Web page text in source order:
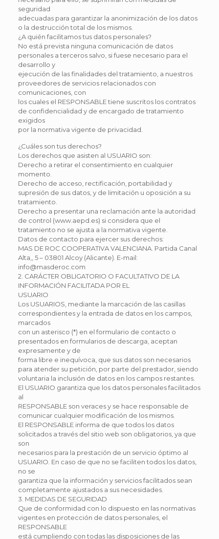
seguridad
adecuadas para garantizar la anonimización de los datos
o la destrucción total de los mismos.
¿A quién facilitamos tus datos personales?
No está prevista ninguna comunicación de datos
personales a terceros salvo, si fuese necesario para el
desarrollo y
ejecución de las finalidades del tratamiento, a nuestros
proveedores de servicios relacionados con
comunicaciones, con
los cuales el RESPONSABLE tiene suscritos los contratos
de confidencialidad y de encargado de tratamiento
exigidos
por la normativa vigente de privacidad.
¿Cuáles son tus derechos?
Los derechos que asisten al USUARIO son:
Derecho a retirar el consentimiento en cualquier
momento.
Derecho de acceso, rectificación, portabilidad y
supresión de sus datos, y de limitación u oposición a su
tratamiento.
Derecho a presentar una reclamación ante la autoridad
de control (www.aepd.es) si considera que el
tratamiento no se ajusta a la normativa vigente.
Datos de contacto para ejercer sus derechos:
MAS DE ROC COOPERATIVA VALENCIANA. Partida Canal
Alta,, 5 – 03801 Alcoy (Alicante). E-mail:
info@masderoc.com
2. CARÁCTER OBLIGATORIO O FACULTATIVO DE LA
INFORMACIÓN FACILITADA POR EL
USUARIO
Los USUARIOS, mediante la marcación de las casillas
correspondientes y la entrada de datos en los campos,
marcados
con un asterisco (*) en el formulario de contacto o
presentados en formularios de descarga, aceptan
expresamente y de
forma libre e inequívoca, que sus datos son necesarios
para atender su petición, por parte del prestador, siendo
voluntaria la inclusión de datos en los campos restantes.
El USUARIO garantiza que los datos personales facilitados
al
RESPONSABLE son veraces y se hace responsable de
comunicar cualquier modificación de los mismos.
El RESPONSABLE informa de que todos los datos
solicitados a través del sitio web son obligatorios, ya que
son
necesarios para la prestación de un servicio óptimo al
USUARIO. En caso de que no se faciliten todos los datos,
no se
garantiza que la información y servicios facilitados sean
completamente ajustados a sus necesidades.
3. MEDIDAS DE SEGURIDAD
Que de conformidad con lo dispuesto en las normativas
vigentes en protección de datos personales, el
RESPONSABLE
está cumpliendo con todas las disposiciones de las